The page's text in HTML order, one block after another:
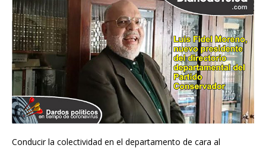
Conducir la colectividad en el departamento de cara al